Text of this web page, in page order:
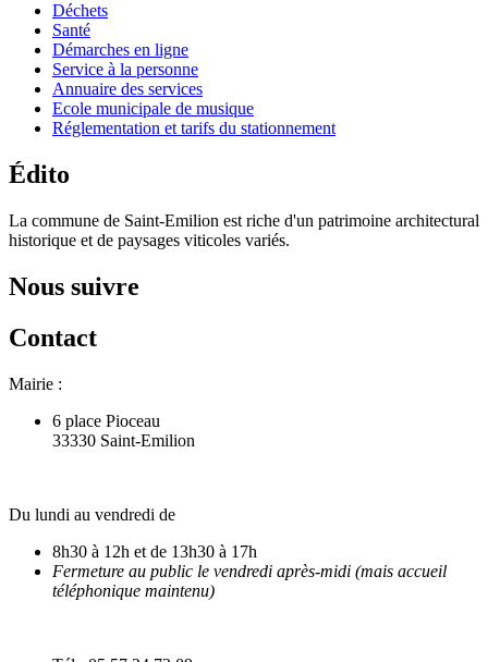
Déchets
Santé
Démarches en ligne
Service à la personne
Annuaire des services
Ecole municipale de musique
Réglementation et tarifs du stationnement
Édito
La commune de Saint-Emilion est riche d'un patrimoine architectural
historique et de paysages viticoles variés.
Nous suivre
Contact
Mairie :
6 place Pioceau
33330 Saint-Emilion
Du lundi au vendredi de
8h30 à 12h et de 13h30 à 17h
Fermeture au public le vendredi après-midi (mais accueil
téléphonique maintenu)